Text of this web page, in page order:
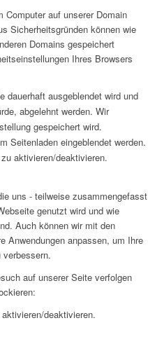
Computer auf unserer Domain
Sicherheitsgründen können wie
Domains gespeichert
Ihres Browsers
dauerhaft ausgeblendet wird und
abgelehnt werden. Wir
gespeichert wird.
Seitenladen eingeblendet werden.
aktivieren/deaktivieren.
uns - teilweise zusammengefasst
genutzt wird und wie
Auch können wir mit den
Anwendungen anpassen, um Ihre
verbessern.
auf unserer Seite verfolgen
deaktivieren.